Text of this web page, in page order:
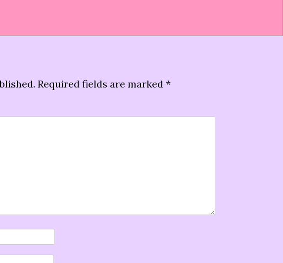
Required fields are marked *